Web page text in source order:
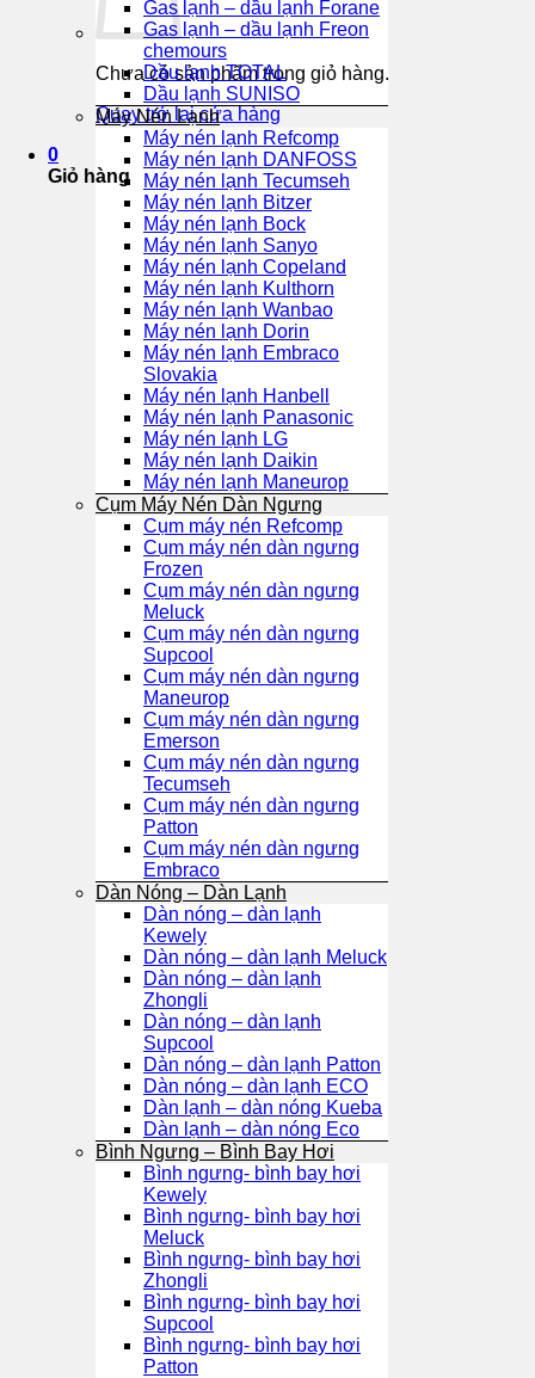
Chưa có sản phẩm trong giỏ hàng.
Quay trở lại cửa hàng
0
Giỏ hàng
Gas lạnh – dầu lạnh Forane
Gas lạnh – dầu lạnh Freon
chemours
Dầu lạnh TOTAL
Dầu lạnh SUNISO
Máy Nén Lạnh
Máy nén lạnh Refcomp
Máy nén lạnh DANFOSS
Máy nén lạnh Tecumseh
Máy nén lạnh Bitzer
Máy nén lạnh Bock
Máy nén lạnh Sanyo
Máy nén lạnh Copeland
Máy nén lạnh Kulthorn
Máy nén lạnh Wanbao
Máy nén lạnh Dorin
Máy nén lạnh Embraco
Slovakia
Máy nén lạnh Hanbell
Máy nén lạnh Panasonic
Máy nén lạnh LG
Máy nén lạnh Daikin
Máy nén lạnh Maneurop
Cụm Máy Nén Dàn Ngưng
Cụm máy nén Refcomp
Cụm máy nén dàn ngưng
Frozen
Cụm máy nén dàn ngưng
Meluck
Cụm máy nén dàn ngưng
Supcool
Cụm máy nén dàn ngưng
Maneurop
Cụm máy nén dàn ngưng
Emerson
Cụm máy nén dàn ngưng
Tecumseh
Cụm máy nén dàn ngưng
Patton
Cụm máy nén dàn ngưng
Embraco
Dàn Nóng – Dàn Lạnh
Dàn nóng – dàn lạnh
Kewely
Dàn nóng – dàn lạnh Meluck
Dàn nóng – dàn lạnh
Zhongli
Dàn nóng – dàn lạnh
Supcool
Dàn nóng – dàn lạnh Patton
Dàn nóng – dàn lạnh ECO
Dàn lạnh – dàn nóng Kueba
Dàn lạnh – dàn nóng Eco
Bình Ngưng – Bình Bay Hơi
Bình ngưng- bình bay hơi
Kewely
Bình ngưng- bình bay hơi
Meluck
Bình ngưng- bình bay hơi
Zhongli
Bình ngưng- bình bay hơi
Supcool
Bình ngưng- bình bay hơi
Patton